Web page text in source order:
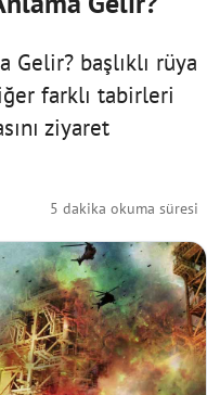
Gelir? başlıklı rüya
farklı tabirleri
ziyaret
5 dakika okuma süresi